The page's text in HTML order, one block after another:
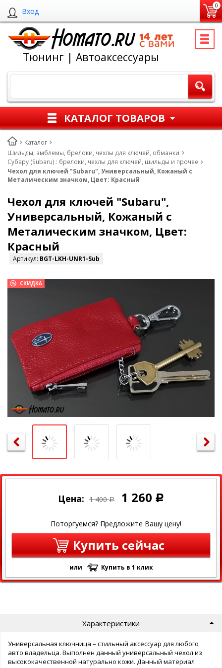
Вход
0
Тюнинг | Автоаксессуары
КАТАЛОГ ТОВАРОВ
Каталог
Шильды, эмблемы, брелоки, чехлы для ключей, обманки
Субару (Subaru) : брелоки, чехлы для ключей, шильды и прочее
Чехол для ключей "Subaru", Универсальный, Кожаный с
Металическим значком, Цвет: Красный
Чехол для ключей "Subaru",
Универсальный, Кожаный с
Металическим значком, Цвет:
Красный
Артикул: BGT-LKH-UNR1-Sub
СКИДКА
Цена: 1 400 Р 1 260 Р
Поторгуемся? Предложите Вашу цену!
Купить сейчас
или Купить в 1 клик
Характеристики
Универсальная ключница – стильный аксессуар для любого
авто владельца. Выполнен данный универсальный чехол из
высококачественной натурально кожи. Данный материал